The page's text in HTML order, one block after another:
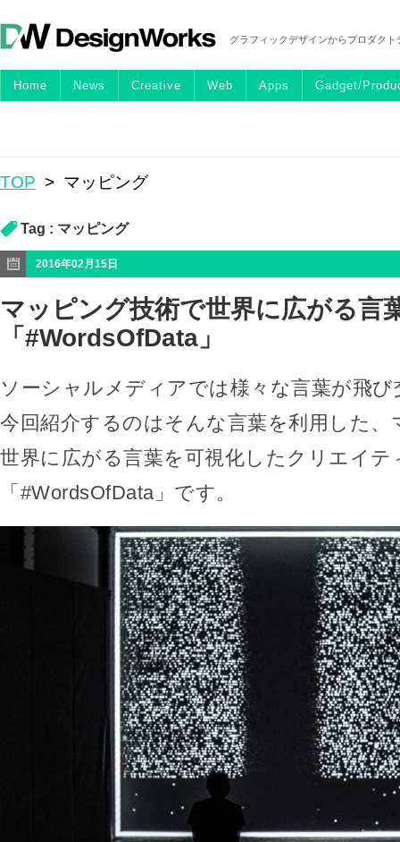
グラフィックデザインからプロダク
Home News Creative Web Apps Gadget/
TOP > マッピング
Tag : マッピング
2016年02月15日
マッピング技術で世界に広がる言
「#WordsOfData」
ソーシャルメディアでは様々な言葉が飛
今回紹介するのはそんな言葉を利用した、
世界に広がる言葉を可視化したクリエイ
「#WordsOfData」です。